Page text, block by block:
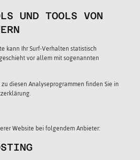
UND TOOLS VON
kann Ihr Surf-Verhalten statistisch
vor allem mit sogenannten
diesen Analyseprogrammen finden Sie in
Website bei folgendem Anbieter: